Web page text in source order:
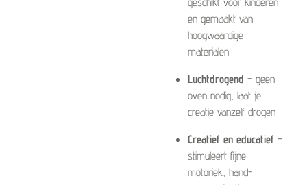
en gemaakt van
hoogwaardige
materialen
Luchtdrogend – geen
oven nodig, laat je
creatie vanzelf drogen
Creatief en educatief –
stimuleert fijne
motoriek, hand-